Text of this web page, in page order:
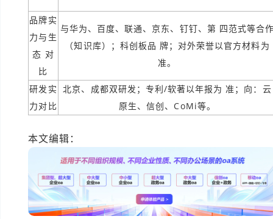
品牌实
力与生
态 对
比
与华为、百度、联通、京东、钉钉、第 四范式等合
（知识库）；科创板品 牌；对外荣誉以官方材料为
准。
研发实
力对比
北京、成都双研发；专利/软著以年报为 准；向：云
原生、信创、CoMi等。
本文编辑：